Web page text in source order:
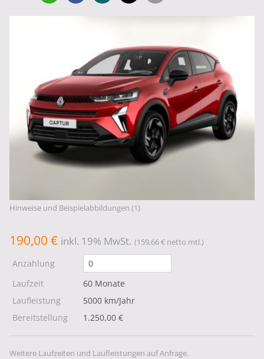
Hinweise und Beispielabbildungen (1)
190,00 € inkl. 19% MwSt. (159,66 € netto mtl.)
Anzahlung
Laufzeit
60 Monate
Laufleistung
5000 km/Jahr
Bereitstellung
1.250,00 €
Weitere Laufzeiten und Laufleistungen auf Anfrage.